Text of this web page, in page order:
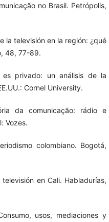
no Brasil. Petrópolis,
la televisión en la región: ¿qué
48, 77-89.
privado: un análisis de la
Cornel University.
da comunicação: rádio e
Vozes.
colombiano. Bogotá,
en Cali. Habladurías,
usos, mediaciones y